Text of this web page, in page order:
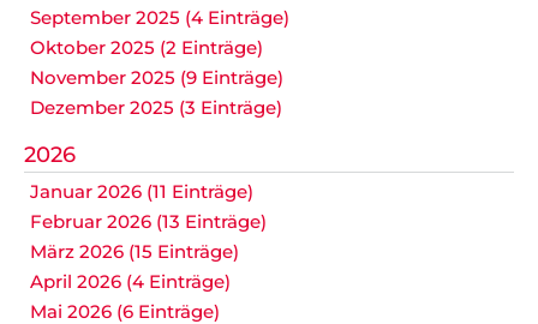
September 2025 (4 Einträge)
Oktober 2025 (2 Einträge)
November 2025 (9 Einträge)
Dezember 2025 (3 Einträge)
2026
Januar 2026 (11 Einträge)
Februar 2026 (13 Einträge)
März 2026 (15 Einträge)
April 2026 (4 Einträge)
Mai 2026 (6 Einträge)